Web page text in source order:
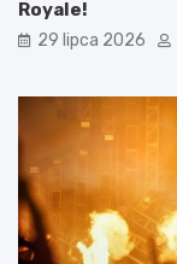
Royale!
29 lipca 2026